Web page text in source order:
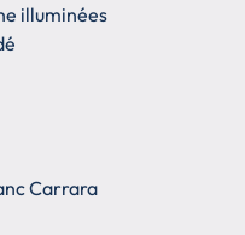
illuminées
Carrara